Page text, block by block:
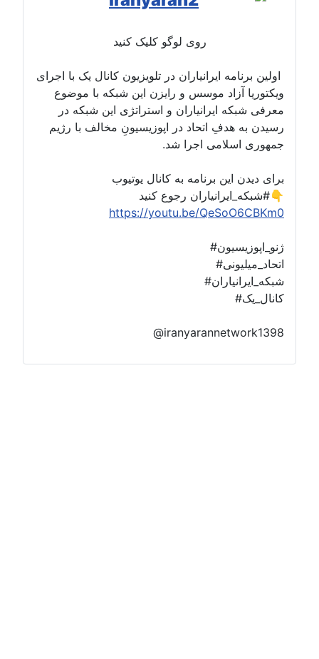
روی لوگو کلیک کنید
اولین برنامه ایرانیاران در تلویزیون کانال یک با اجرای
ویکتوریا آزاد موسس و رایزن این شبکه با موضوع
معرفی شبکه ایرانیاران و استراتژی این شبکه در
رسیدن به هدفِ اتحاد در اپوزیسیونِ مخالف با رژیم
جمهوری اسلامی اجرا شد.
برای دیدن این برنامه به کانال یوتیوب
https://youtu.be/QeSoO6CBKm0
#ژنو_اپوزیسیون
#اتحاد_میلیونی
#شبکه_ایرانیاران
#کانال_یک
@iranyarannetwork1398